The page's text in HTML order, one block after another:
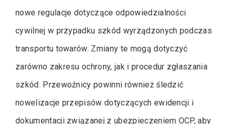
nowe regulacje dotyczące odpowiedzialności
cywilnej w przypadku szkód wyrządzonych podczas
transportu towarów. Zmiany te mogą dotyczyć
zarówno zakresu ochrony, jak i procedur zgłaszania
szkód. Przewoźnicy powinni również śledzić
nowelizacje przepisów dotyczących ewidencji i
dokumentacji związanej z ubezpieczeniem OCP, aby